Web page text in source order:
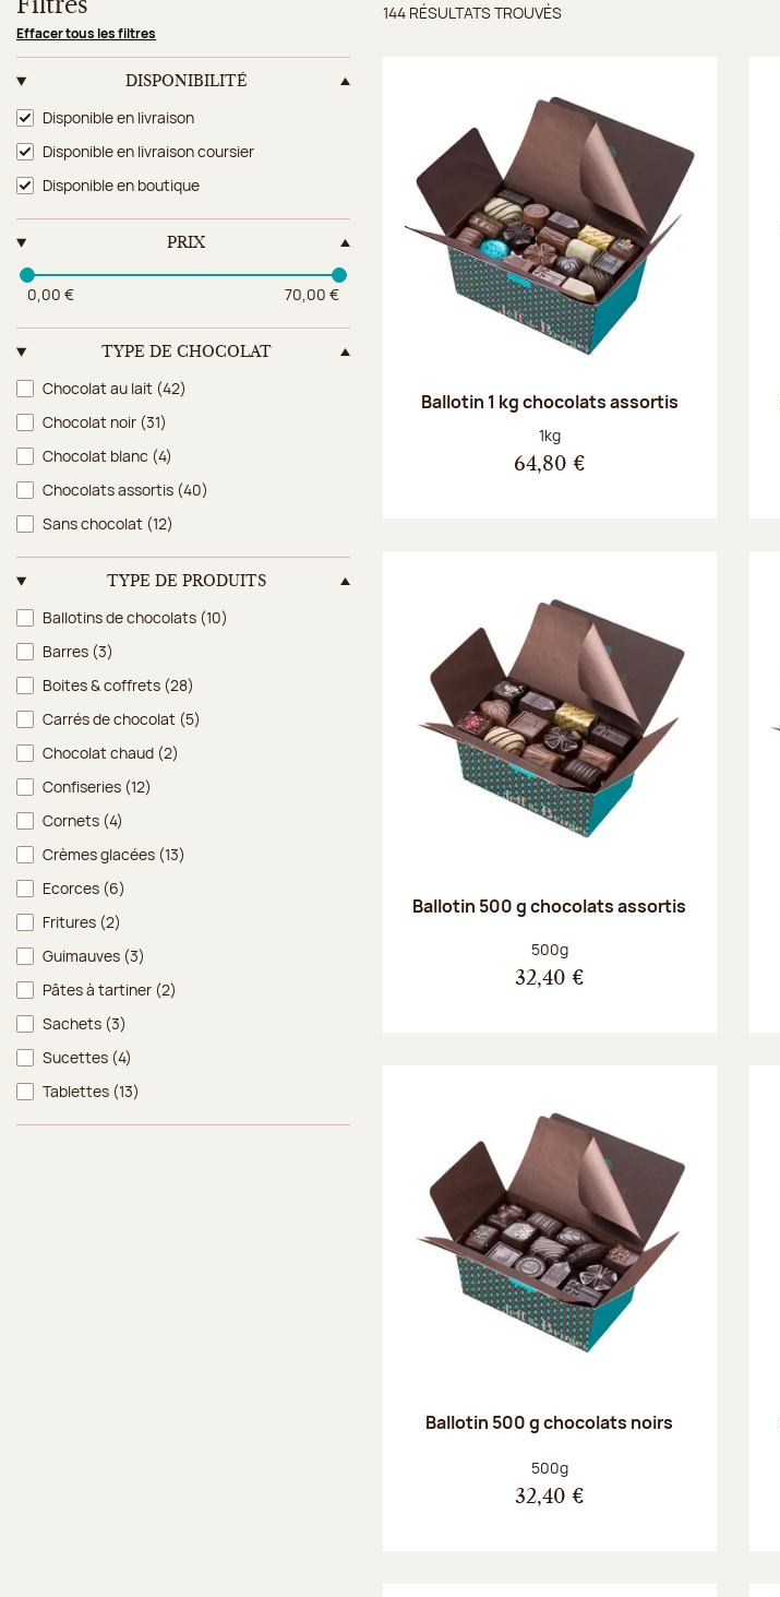
Filtres
Effacer tous les filtres
DISPONIBILITÉ
Disponibilité
Disponible en livraison
Disponible en livraison coursier
Disponible en boutique
PRIX
0,00 € 70,00 €
TYPE DE CHOCOLAT
Type de chocolat
Chocolat au lait (42)
Chocolat noir (31)
Chocolat blanc (4)
Chocolats assortis (40)
Sans chocolat (12)
TYPE DE PRODUITS
Type de produits
Ballotins de chocolats (10)
Barres (3)
Boites & coffrets (28)
Carrés de chocolat (5)
Chocolat chaud (2)
Confiseries (12)
Cornets (4)
Crèmes glacées (13)
Ecorces (6)
Fritures (2)
Guimauves (3)
Pâtes à tartiner (2)
Sachets (3)
Sucettes (4)
Tablettes (13)
Résultats trouvés
144 RÉSULTATS TROUVÉS
Ballotin 1 kg chocolats assortis
Poids net :
1kg
64,80 €
Ballotin 500 g chocolats assortis
Poids net :
500g
32,40 €
Ballotin 500 g chocolats noirs
Poids net :
500g
32,40 €